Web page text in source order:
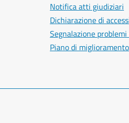
Notifica atti giudiziari
Dichiarazione di
Segnalazione
Piano di